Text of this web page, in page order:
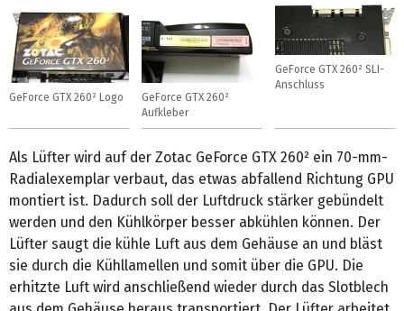
GeForce GTX 260² Logo
GeForce GTX 260²
Aufkleber
GeForce GTX 260² SLI-
Anschluss
Als Lüfter wird auf der Zotac GeForce GTX 260² ein 70-mm-
Radialexemplar verbaut, das etwas abfallend Richtung GPU
montiert ist. Dadurch soll der Luftdruck stärker gebündelt
werden und den Kühlkörper besser abkühlen können. Der
Lüfter saugt die kühle Luft aus dem Gehäuse an und bläst
sie durch die Kühllamellen und somit über die GPU. Die
erhitzte Luft wird anschließend wieder durch das Slotblech